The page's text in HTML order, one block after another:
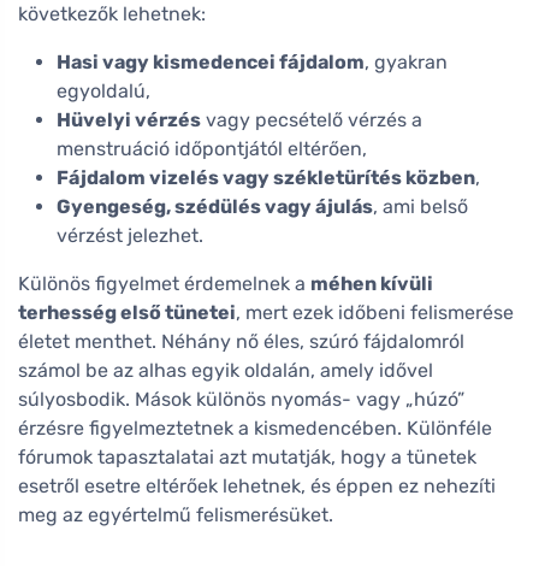
következők lehetnek:
Hasi vagy kismedencei fájdalom, gyakran
egyoldalú,
Hüvelyi vérzés vagy pecsételő vérzés a
menstruáció időpontjától eltérően,
Fájdalom vizelés vagy székletürítés közben,
Gyengeség, szédülés vagy ájulás, ami belső
vérzést jelezhet.
Különös figyelmet érdemelnek a méhen kívüli
terhesség első tünetei, mert ezek időbeni felismerése
életet menthet. Néhány nő éles, szúró fájdalomról
számol be az alhas egyik oldalán, amely idővel
súlyosbodik. Mások különös nyomás- vagy „húzó”
érzésre figyelmeztetnek a kismedencében. Különféle
fórumok tapasztalatai azt mutatják, hogy a tünetek
esetről esetre eltérőek lehetnek, és éppen ez nehezíti
meg az egyértelmű felismerésüket.